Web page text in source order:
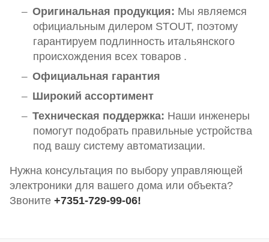
Оригинальная продукция: Мы являемся
официальным дилером STOUT, поэтому
гарантируем подлинность итальянского
происхождения всех товаров .
Официальная гарантия
Широкий ассортимент
Техническая поддержка: Наши инженеры
помогут подобрать правильные устройства
под вашу систему автоматизации.
Нужна консультация по выбору управляющей
электроники для вашего дома или объекта?
Звоните +7351-729-99-06!